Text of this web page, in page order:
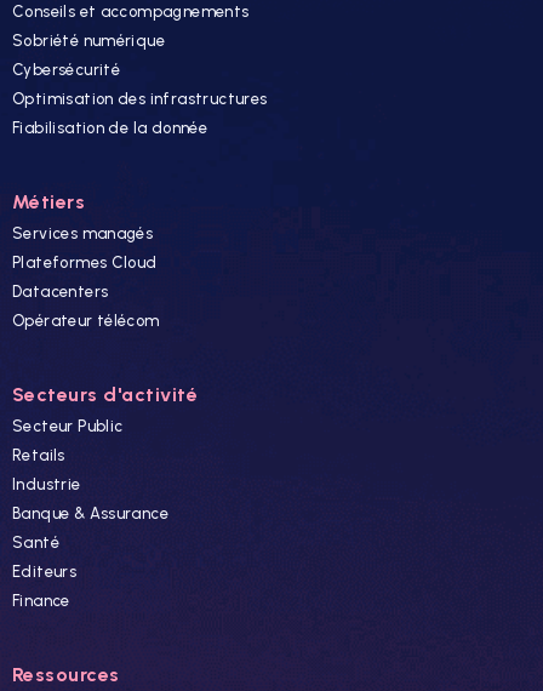
Conseils et accompagnements
Sobriété numérique
Cybersécurité
Optimisation des infrastructures
Fiabilisation de la donnée
Métiers
Services managés
Plateformes Cloud
Datacenters
Opérateur télécom
Secteurs d'activité
Secteur Public
Retails
Industrie
Banque & Assurance
Santé
Editeurs
Finance
Ressources